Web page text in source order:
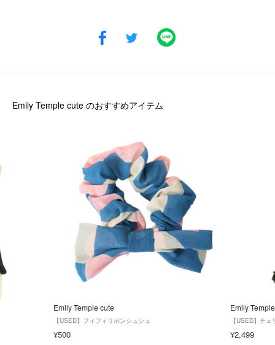
Emily Temple cute のおすすめアイテム
Emily Temple cute
【USED】フィフィリボンシュシュ
¥500
Emily
【USED】チ
¥2,499